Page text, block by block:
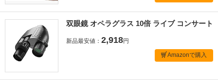
双眼鏡 オペラグラス 10倍 ライブ コンサート
新品最安値： 2,918円
Amazonで購入